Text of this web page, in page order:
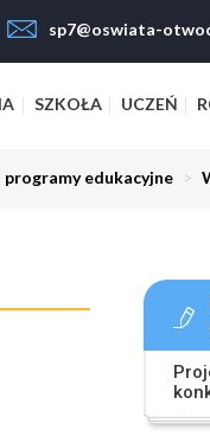
sp7@oswiata-
SZKOŁA UCZEŃ
edukacyjne >